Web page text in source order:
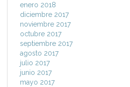
enero 2018
diciembre 2017
noviembre 2017
octubre 2017
septiembre 2017
agosto 2017
julio 2017
junio 2017
mayo 2017